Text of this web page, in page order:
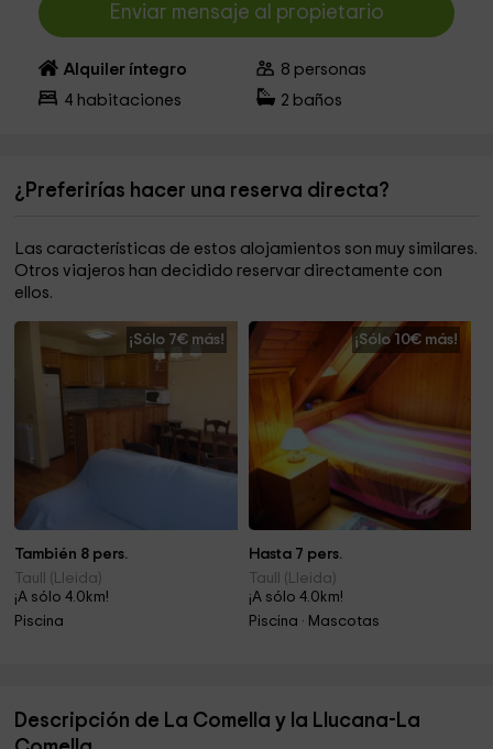
Enviar mensaje al propietario
Alquiler íntegro 8 personas
4 habitaciones 2 baños
¿Preferirías hacer una reserva directa?
Las características de estos alojamientos son muy similares.
Otros viajeros han decidido reservar directamente con
ellos.
¡Sólo 7€ más!
También 8 pers.
Taull (Lleida)
¡A sólo 4.0km!
Piscina
¡Sólo 10€ más!
Hasta 7 pers.
Taull (Lleida)
¡A sólo 4.0km!
Piscina · Mascotas
Descripción de La Comella y la Llucana-La